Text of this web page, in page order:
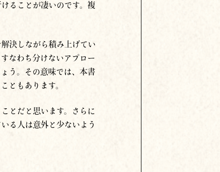
ることが凄いのです。複
決しながら積み上げてい
なわち分けないアプロー
う。その意味では、本書
ともあります。
とだと思います。さらに
る人は意外と少ないよう